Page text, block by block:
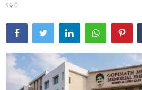
महाराष्ट्र
शहर
ताजी बातमी
आरोग्य
0